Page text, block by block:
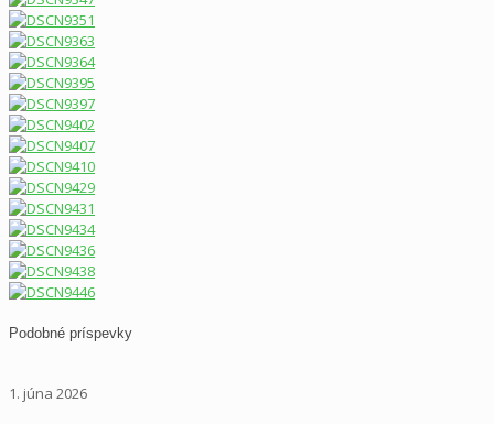
Podobné príspevky
1. júna 2026